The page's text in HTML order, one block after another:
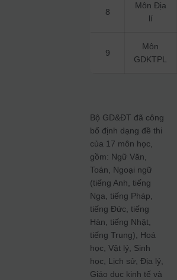
8
Môn Địa
lí
9
Môn
GDKTPL
Bộ GD&ĐT đã công
bố định dạng đề thi
của 17 môn học,
gồm: Ngữ Văn,
Toán, Ngoại ngữ
(tiếng Anh, tiếng
Nga, tiếng Pháp,
tiếng Đức, tiếng
Hàn, tiếng Nhật,
tiếng Trung), Hoá
học, Vật lý, Sinh
học, Lịch sử, Địa lý,
Giáo dục kinh tế và